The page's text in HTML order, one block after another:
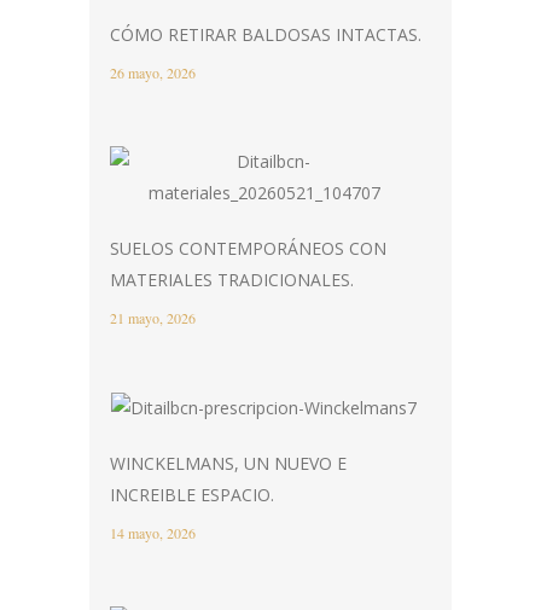
CÓMO RETIRAR BALDOSAS INTACTAS.
26 mayo, 2026
SUELOS CONTEMPORÁNEOS CON
MATERIALES TRADICIONALES.
21 mayo, 2026
WINCKELMANS, UN NUEVO E
INCREIBLE ESPACIO.
14 mayo, 2026